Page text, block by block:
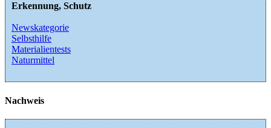
Erkennung, Schutz
Newskategorie
Selbsthilfe
Materialientests
Naturmittel
Nachweis